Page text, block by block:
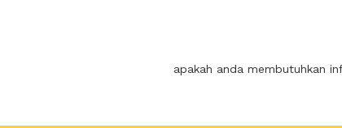
apakah anda membutuhkan